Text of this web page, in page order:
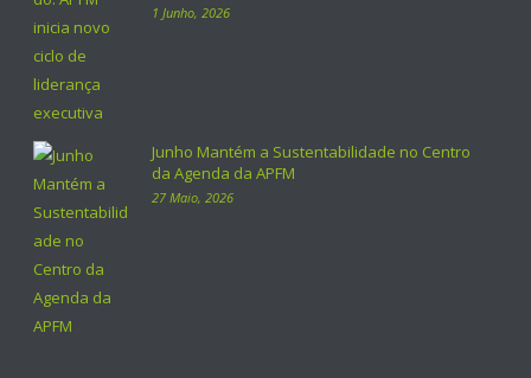
1 Junho, 2026
Junho Mantém a Sustentabilidade no Centro
da Agenda da APFM
27 Maio, 2026